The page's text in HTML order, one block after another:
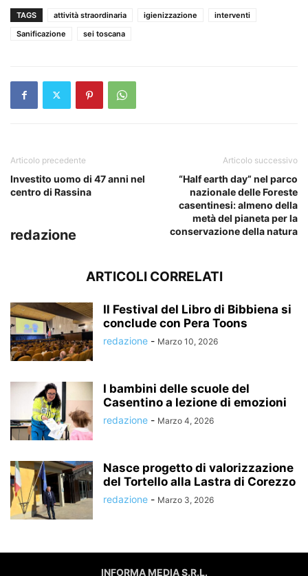
TAGS attività straordinaria igienizzazione
interventi
Sanificazione
sei toscana
Articolo precedente
Investito uomo di 47 anni nel
centro di Rassina
Articolo successivo
“Half earth day” nel parco
nazionale delle Foreste
casentinesi: almeno della
metà del pianeta per la
conservazione della natura
redazione
ARTICOLI CORRELATI
Il Festival del Libro di Bibbiena si
conclude con Pera Toons
redazione - Marzo 10, 2026
I bambini delle scuole del
Casentino a lezione di emozioni
redazione - Marzo 4, 2026
Nasce progetto di valorizzazione
del Tortello alla Lastra di Corezzo
redazione - Marzo 3, 2026
INFORMA MEDIA S.R.L.